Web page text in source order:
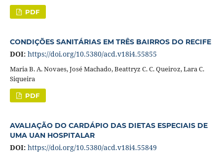
PDF
CONDIÇÕES SANITÁRIAS EM TRÊS BAIRROS DO RECIFE
DOI: https://doi.org/10.5380/acd.v18i4.55855
Maria B. A. Novaes, José Machado, Beattryz C. C. Queiroz, Lara C.
Siqueira
PDF
AVALIAÇÃO DO CARDÁPIO DAS DIETAS ESPECIAIS DE
UMA UAN HOSPITALAR
DOI: https://doi.org/10.5380/acd.v18i4.55849